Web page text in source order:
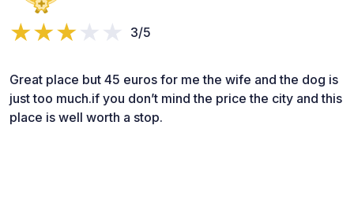
3/5
Great place but 45 euros for me the wife and the dog is
just too much.if you don’t mind the price the city and this
place is well worth a stop.